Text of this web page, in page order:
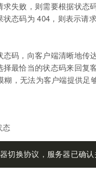
失败，则需要根据状态
态码为 404，则表示请
码，向客户端清晰地传
最恰当的状态码来回复
，无法为客户端提供足
态
器切换协议，服务器已